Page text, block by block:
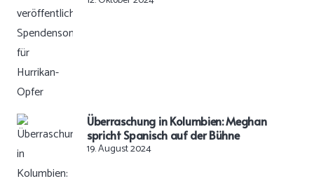
Überraschung in Kolumbien: Meghan
spricht Spanisch auf der Bühne
19. August 2024